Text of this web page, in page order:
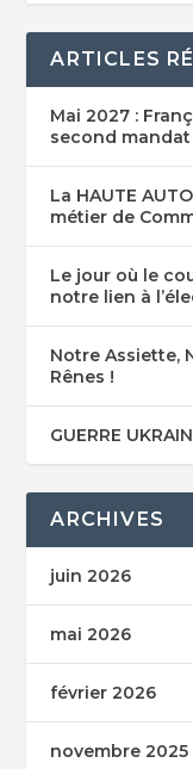
ARTICLES
Mai 2027 :
second mandat
La HAUTE
métier de
Le jour où le
notre lien à
Notre Assiette,
Rênes !
GUERRE
ARCHIVES
juin 2026
mai 2026
février 2026
novembre 2025